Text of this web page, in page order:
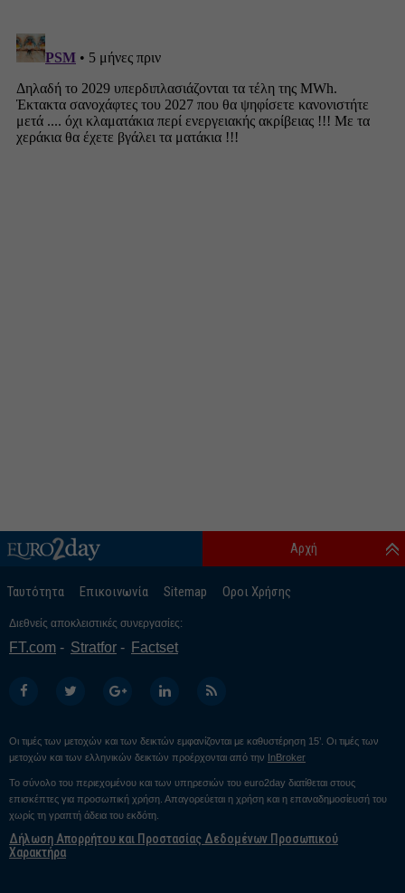
Ταυτότητα Επικοινωνία Sitemap Οροι Χρήσης
Αρχή
Διεθνείς αποκλειστικές συνεργασίες:
FT.com Stratfor Factset
Οι τιμές των μετοχών και των δεικτών εμφανίζονται με καθυστέρηση 15’. Οι τιμές των
μετοχών και των ελληνικών δεικτών προέρχονται από την InBroker
Το σύνολο του περιεχομένου και των υπηρεσιών του euro2day διατίθεται στους
επισκέπτες για προσωπική χρήση. Απαγορεύεται η χρήση και η επαναδημοσίευσή του
χωρίς τη γραπτή άδεια του εκδότη.
Δήλωση Απορρήτου και Προστασίας Δεδομένων Προσωπικού
Χαρακτήρα